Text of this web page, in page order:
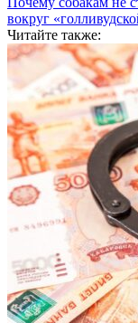
вокруг
Читайте также: